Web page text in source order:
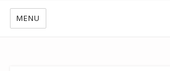
MENU